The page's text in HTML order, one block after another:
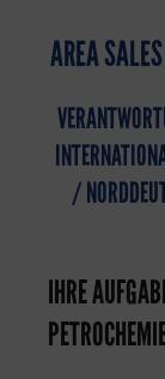
AREA
/
IHRE